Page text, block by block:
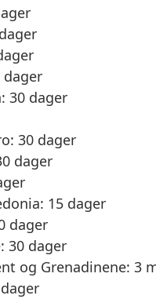
dager
30 dager
30 dager
dager
15 dager
dager
30 dager
og Grenadinene: 3